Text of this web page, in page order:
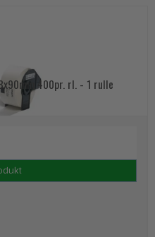
400pr. rl. - 1 rulle